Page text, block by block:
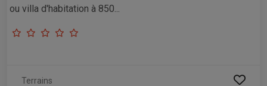
ou villa d'habitation à 850...
Terrains